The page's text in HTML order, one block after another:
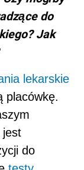
do
Jak
lekarskie
placówkę.
jest
do